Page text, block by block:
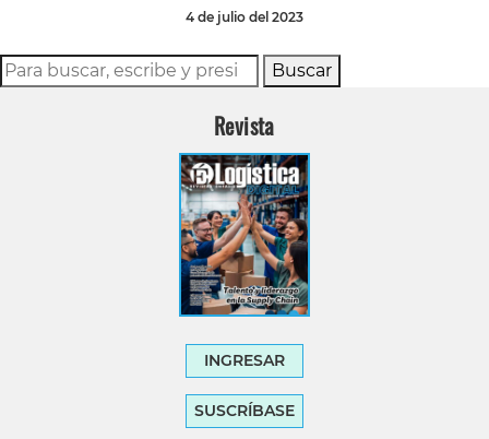
4 de julio del 2023
Buscar
Revista
INGRESAR
SUSCRÍBASE